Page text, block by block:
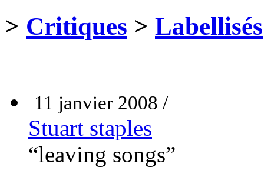
> Critiques > Labellisés
11 janvier 2008 /
Stuart staples
“leaving songs”